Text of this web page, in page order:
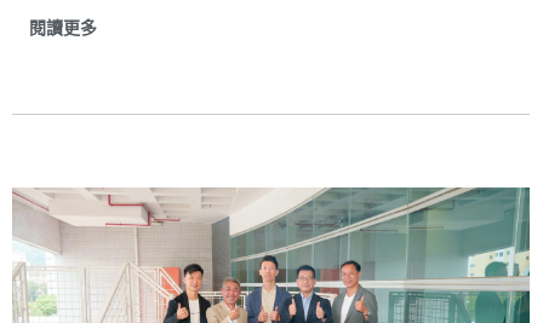
閱讀更多